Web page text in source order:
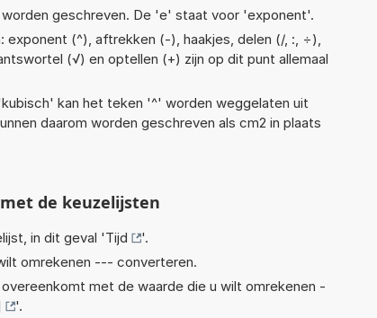
worden geschreven. De 'e' staat voor 'exponent'.
exponent (^), aftrekken (-), haakjes, delen (/, :, ÷),
(√) en optellen (+) zijn op dit punt allemaal
kan het teken '^' worden weggelaten uit
daarom worden geschreven als cm2 in plaats
de keuzelijsten
in dit geval 'Tijd
'.
omrekenen --- converteren.
met de waarde die u wilt omrekenen -
'.